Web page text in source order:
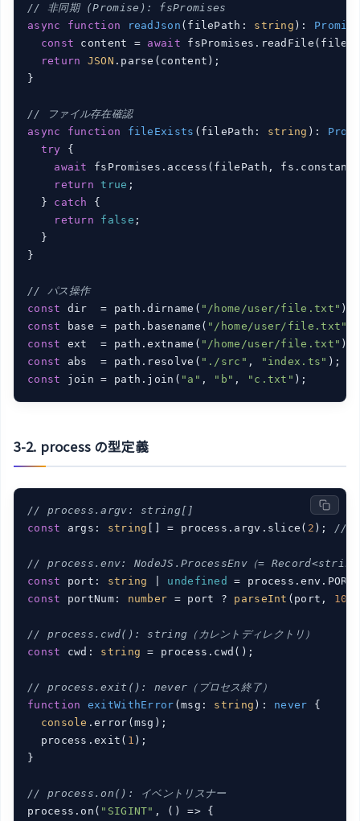
// 非同期 (Promise): fsPromises
async
function readJson ( filePath: string ):
const content = await
return
JSON .parse(content);
}
// ファイル存在確認
async
function fileExists ( filePath: string ):
try
{
await
fsPromises.access(filePath,
return
true ;
  }
catch
{
return
false ;
  }
}
// パス操作
const dir  = path.dirname( "/home/user/file.txt"
const base = path.basename( "/home/user/file.txt"
const ext  = path.extname( "/home/user/file.txt"
const abs  = path.resolve( "./src" , "index.ts"
const join = path.join( "a" , "b" , "c.txt"
3-2. process の型定義
// process.argv: string[]
const args: string [] = process.argv.slice( 2 ); // 先
// process.env: NodeJS.ProcessEnv（=
const port: string
undefined
const portNum: number = port ? parseInt (port, 10
// process.cwd(): string（カレントディレクトリ）
const cwd: string = process.cwd();
// process.exit(): never（プロセス終了）
function
exitWithError ( msg: string ): never
{
console .error(msg);
  process.exit(
1 );
}
// process.on(): イベントリスナー
process.on( "SIGINT" , () => {